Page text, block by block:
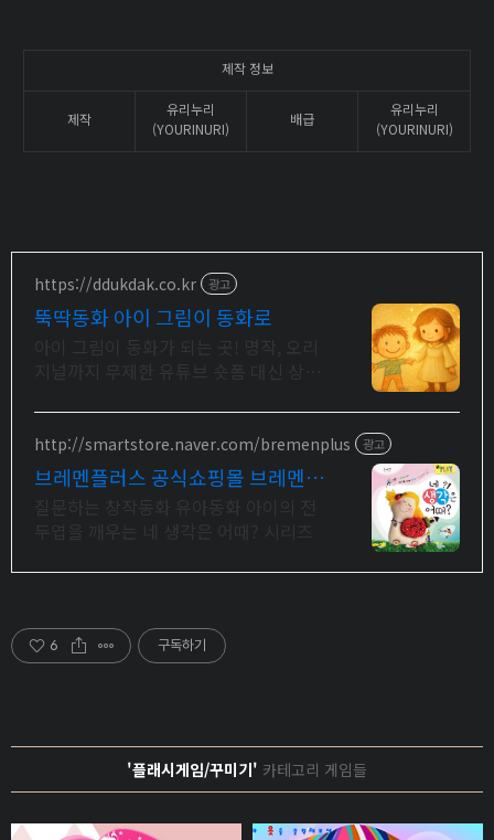
제작 정보
제작
유리누리
(YOURINURI)
배급
유리누리
(YOURINURI)
https://ddukdak.co.kr 광고
뚝딱동화 아이 그림이 동화로
동화를 낭독과 함께
http://smartstore.naver.com/bremenplus 광고
브레멘플러스 공식쇼핑몰 브레멘+
6 구독하기
'플래시게임/꾸미기' 카테고리 게임들